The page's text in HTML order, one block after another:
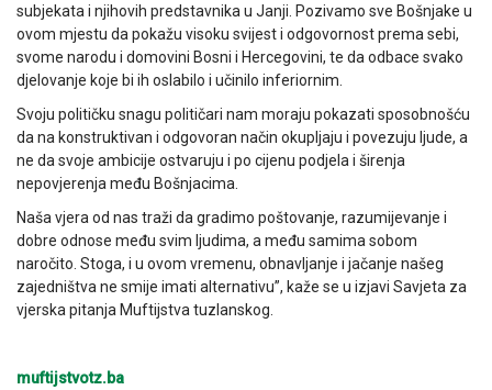
subjekata i njihovih predstavnika u Janji. Pozivamo sve Bošnjake u
ovom mjestu da pokažu visoku svijest i odgovornost prema sebi,
svome narodu i domovini Bosni i Hercegovini, te da odbace svako
djelovanje koje bi ih oslabilo i učinilo inferiornim.
Svoju političku snagu političari nam moraju pokazati sposobnošću
da na konstruktivan i odgovoran način okupljaju i povezuju ljude, a
ne da svoje ambicije ostvaruju i po cijenu podjela i širenja
nepovjerenja među Bošnjacima.
Naša vjera od nas traži da gradimo poštovanje, razumijevanje i
dobre odnose među svim ljudima, a među samima sobom
naročito. Stoga, i u ovom vremenu, obnavljanje i jačanje našeg
zajedništva ne smije imati alternativu”, kaže se u izjavi Savjeta za
vjerska pitanja Muftijstva tuzlanskog.
muftijstvotz.ba